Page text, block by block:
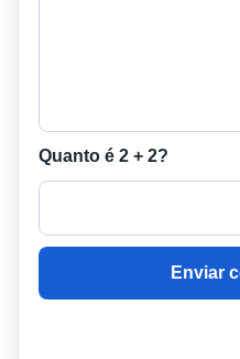
Quanto é 2 + 2?
Enviar